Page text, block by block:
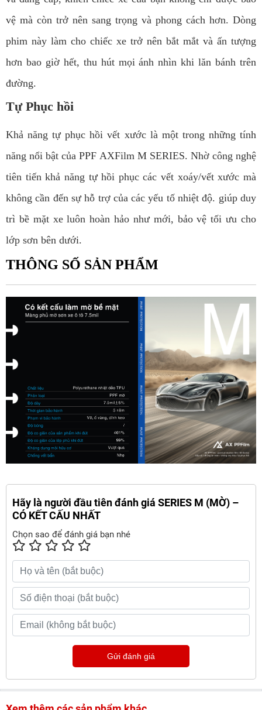
vệ mà còn trở nên sang trọng và phong cách hơn. Dòng
phim này làm cho chiếc xe trở nên bắt mắt và ấn tượng
hơn bao giờ hết, thu hút mọi ánh nhìn khi lăn bánh trên
đường.
Tự Phục hồi
Khả năng tự phục hồi vết xước là một trong những tính
năng nổi bật củaPPF AXFilm M SERIES. Nhờ công nghệ
tiên tiến khả năng tự hồi phục các vết xoáy/vết xước mà
không cần đến sự hỗ trợ của các yếu tố nhiệt độ. giúp duy
trì bề mặt xe luôn hoàn hảo như mới, bảo vệ tối ưu cho
lớp sơn bên dưới.
THÔNG SỐ SẢN PHẨM
Hãy là người đầu tiên đánh giá SERIES M (MỜ) –
CÓ KẾT CẤU NHẤT
Chọn sao để đánh giá bạn nhé
Gửi đánh giá